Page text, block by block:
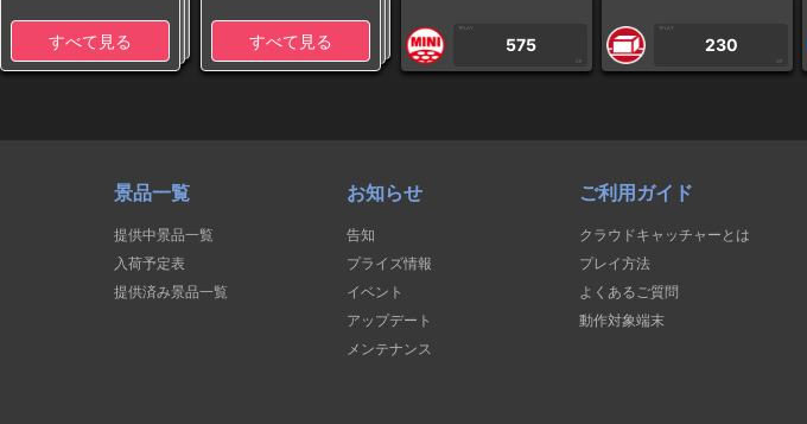
すべて見る すべて見る
1PLAY
575
CP
1PLAY
230
CP
景品一覧
提供中景品一覧
入荷予定表
提供済み景品一覧
お知らせ
告知
プライズ情報
イベント
アップデート
メンテナンス
ご利用ガイド
クラウドキャッチャーとは
プレイ方法
よくあるご質問
動作対象端末